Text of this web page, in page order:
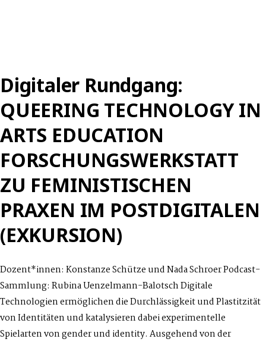
Digitaler Rundgang:
QUEERING TECHNOLOGY IN
ARTS EDUCATION
FORSCHUNGSWERKSTATT
ZU FEMINISTISCHEN
PRAXEN IM POSTDIGITALEN
(EXKURSION)
Dozent*innen: Konstanze Schütze und Nada Schroer Podcast-
Sammlung: Rubina Uenzelmann-Balotsch Digitale
Technologien ermöglichen die Durchlässigkeit und Plastitzität
von Identitäten und katalysieren dabei experimentelle
Spielarten von gender und identity. Ausgehend von der